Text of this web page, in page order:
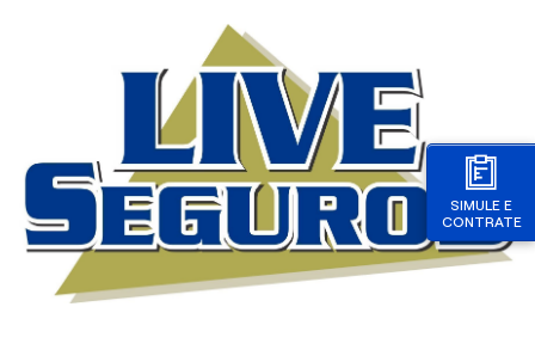
SIMULE E
CONTRATE